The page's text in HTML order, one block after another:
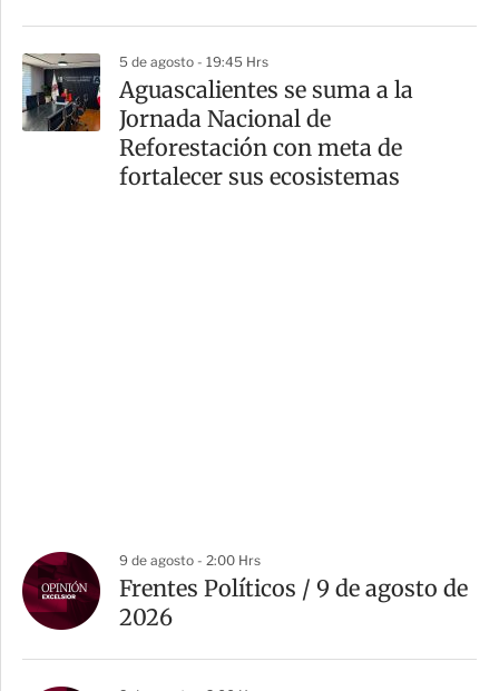
5 de agosto - 19:45 Hrs
Aguascalientes se suma a la
Jornada Nacional de
Reforestación con meta de
fortalecer sus ecosistemas
9 de agosto - 2:00 Hrs
Frentes Políticos / 9 de agosto de
2026